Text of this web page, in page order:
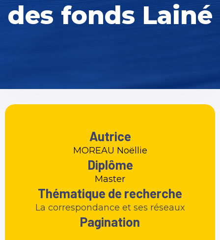
des fonds Lainé
Autrice
MOREAU Noëllie
Diplôme
Master
Thématique de recherche
La correspondance et ses réseaux
Pagination